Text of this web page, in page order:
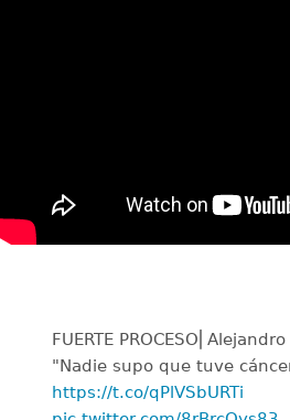
FUERTE
"Nadie supo que tuve
https://t.co/qPlVSbURTi